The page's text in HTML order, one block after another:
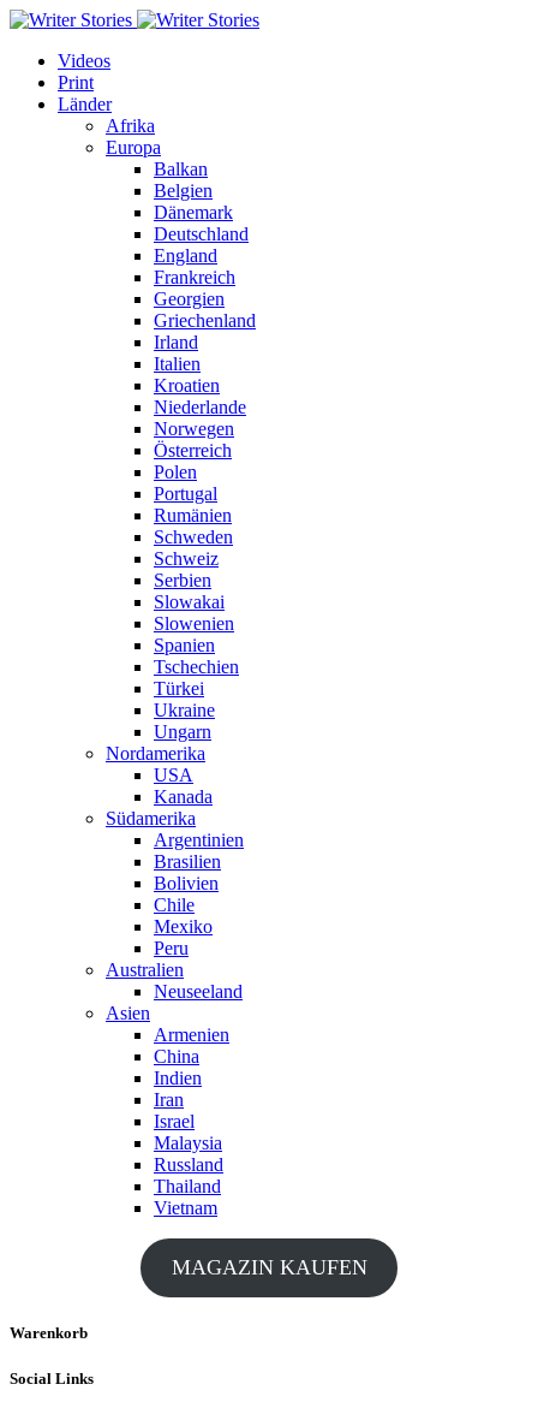
Videos
Print
Länder
Afrika
Europa
Balkan
Belgien
Dänemark
Deutschland
England
Frankreich
Georgien
Griechenland
Irland
Italien
Kroatien
Niederlande
Norwegen
Österreich
Polen
Portugal
Rumänien
Schweden
Schweiz
Serbien
Slowakai
Slowenien
Spanien
Tschechien
Türkei
Ukraine
Ungarn
Nordamerika
USA
Kanada
Südamerika
Argentinien
Brasilien
Bolivien
Chile
Mexiko
Peru
Australien
Neuseeland
Asien
Armenien
China
Indien
Iran
Israel
Malaysia
Russland
Thailand
Vietnam
MAGAZIN KAUFEN
Warenkorb
Social Links